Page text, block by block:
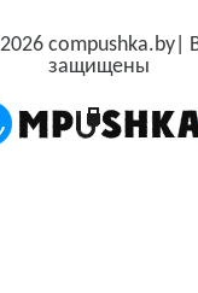
compushka.by|
защищены